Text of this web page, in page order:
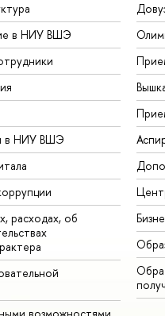
в НИУ ВШЭ
в НИУ ВШЭ
расходах, об